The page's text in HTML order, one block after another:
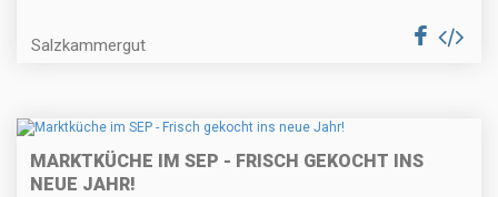
Salzkammergut
MARKTKÜCHE IM SEP - FRISCH GEKOCHT INS
NEUE JAHR!